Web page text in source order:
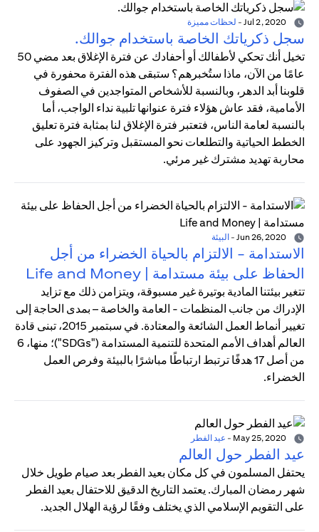
- لحظات مميزة
سجل ذكرياتك الخاصة باستخدام جوالك.
تخيل أنك تحكي لأطفالك أو أحفادك عن فترة الإغلاق بعد مضي 50
عامًا من الآن، ماذا ستُخبرهم؟ ستبقى هذه الفترة محفورة في
قلوبنا أبد الدهر، وبالنسبة للأشخاص المتواجدين في الصفوف
الأمامية، فقد عاش هؤلاء فترة عنوانها تلبية نداء الواجب، أما
بالنسبة لعامة الناس، فتعتبر فترة الإغلاق لنا بمثابة فترة تعليق
الخطط الحياتية والتطلعات نحو المستقبل وتركيز الجهود على
محاربة تهديد مشترك غير مرئي.
- البيئة
الاستدامة - الالتزام بالحياة الخضراء من أجل
الحفاظ على بيئة مستدامة | Life and Money
تتغير بيئتنا المادية بوتيرة غير مسبوقة، ويتزامن ذلك مع تزايد
الإدراك من جانب المنظمات - العامة والخاصة – بمدى الحاجة إلى
تغيير أنماط العمل الشائعة والمعتادة. في سبتمبر 2015، تبنى قادة
العالم أهداف الأمم المتحدة للتنمية المستدامة ("SDGs")؛ منها، 6
من أصل 17 هدفًا ترتبط ارتباطًا مباشرًا بالبيئة وفرص العمل
الخضراء.
- عيد الفطر
عيد الفطر حول العالم
يحتفل المسلمون في كل مكان بعيد الفطر بعد صيام طويل خلال
شهر رمضان المبارك. يعتمد التاريخ الدقيق للاحتفال بعيد الفطر
على التقويم الإسلامي الذي يختلف وفقًا لرؤية الهلال الجديد.